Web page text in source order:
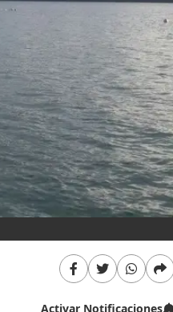
Activar Notificaciones